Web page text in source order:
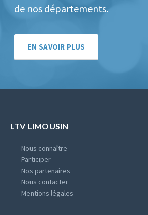
de nos départements.
EN SAVOIR PLUS
LTV LIMOUSIN
Nous connaître
Participer
Nos partenaires
Nous contacter
Mentions légales